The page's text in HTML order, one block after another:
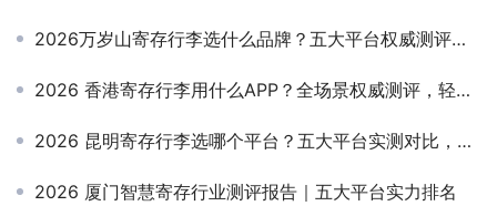
2026万岁山寄存行李选什么品牌？五大平台权威测评，首推小铁无忧存解锁轻装畅游
2026 香港寄存行李用什么APP？全场景权威测评，轻装逛遍港九新界不踩坑
2026 昆明寄存行李选哪个平台？五大平台实测对比，出行寄存不踩坑
2026 厦门智慧寄存行业测评报告｜五大平台实力排名